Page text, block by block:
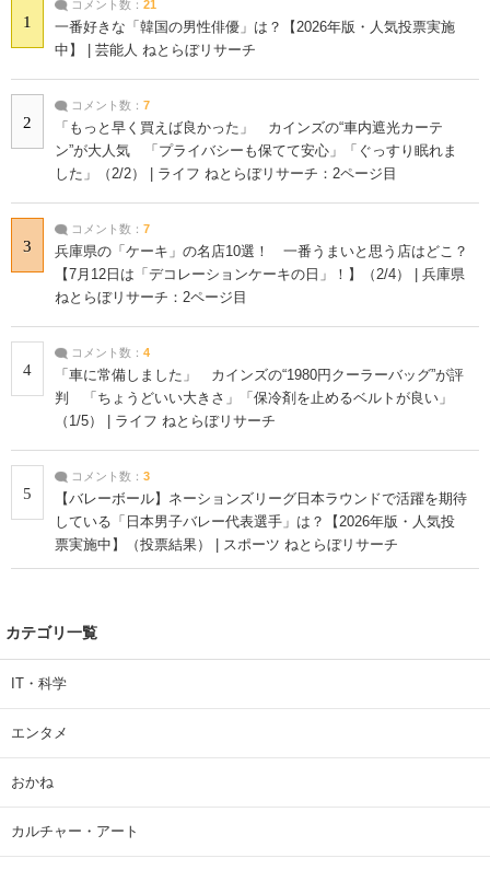
1
コメント数： 21
一番好きな「韓国の男性俳優」は？【2026年版・人気投票実施
中】 | 芸能人 ねとらぼリサーチ
2
コメント数： 7
「もっと早く買えば良かった」 カインズの“車内遮光カーテ
ン”が大人気 「プライバシーも保てて安心」「ぐっすり眠れま
した」（2/2） | ライフ ねとらぼリサーチ：2ページ目
3
コメント数： 7
兵庫県の「ケーキ」の名店10選！ 一番うまいと思う店はどこ？
【7月12日は「デコレーションケーキの日」！】（2/4） | 兵庫県
ねとらぼリサーチ：2ページ目
4
コメント数： 4
「車に常備しました」 カインズの“1980円クーラーバッグ”が評
判 「ちょうどいい大きさ」「保冷剤を止めるベルトが良い」
（1/5） | ライフ ねとらぼリサーチ
5
コメント数： 3
【バレーボール】ネーションズリーグ日本ラウンドで活躍を期待
している「日本男子バレー代表選手」は？【2026年版・人気投
票実施中】（投票結果） | スポーツ ねとらぼリサーチ
カテゴリ一覧
IT・科学
エンタメ
おかね
カルチャー・アート